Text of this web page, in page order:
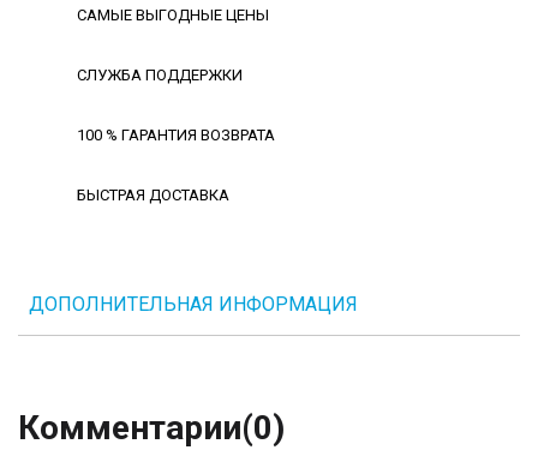
САМЫЕ ВЫГОДНЫЕ ЦЕНЫ
СЛУЖБА ПОДДЕРЖКИ
100 % ГАРАНТИЯ ВОЗВРАТА
БЫСТРАЯ ДОСТАВКА
ДОПОЛНИТЕЛЬНАЯ ИНФОРМАЦИЯ
Комментарии(0)